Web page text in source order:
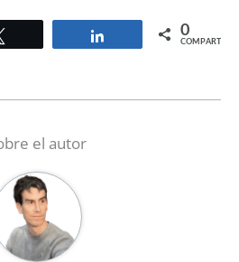
Compartir 0
COMPARTIR
el autor